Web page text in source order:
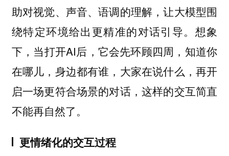
助对视觉、声音、语调的理解，让大模型围
绕特定环境给出更精准的对话引导。想象
下，当打开AI后，它会先环顾四周，知道你
在哪儿，身边都有谁，大家在说什么，再开
启一场更符合场景的对话，这样的交互简直
不能再自然了。
更情绪化的交互过程